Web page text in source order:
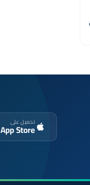
تحميل على
App Store